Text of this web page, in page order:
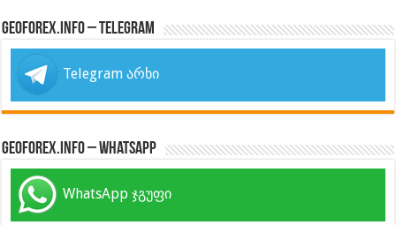
GeoForex.info – Telegram
Telegram არხი
GeoForex.info – WhatsApp
WhatsApp ჯგუფი